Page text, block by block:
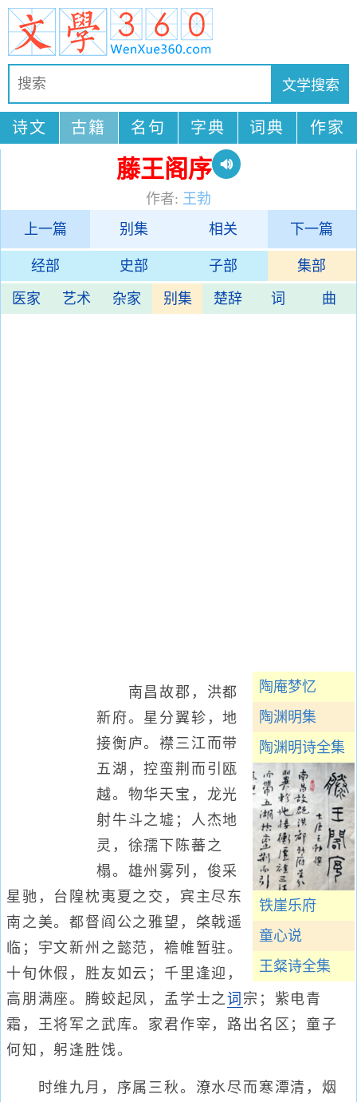
诗文 古籍 名句 字典 词典 作家
藤王阁序
作者: 王勃
上一篇
别集 相关 下一篇
经部 史部 子部 集部
医家 艺术 杂家 别集 楚辞 词 曲
陶庵梦忆
陶渊明集
陶渊明诗全集
铁崖乐府
童心说
王粲诗全集
南昌故郡，洪都
新府。星分翼轸，地
接衡庐。襟三江而带
五湖，控蛮荆而引瓯
越。物华天宝，龙光
射牛斗之墟；人杰地
灵，徐孺下陈蕃之
榻。雄州雾列，俊采
星驰，台隍枕夷夏之交，宾主尽东
南之美。都督阎公之雅望，棨戟遥
临；宇文新州之懿范，襜帷暂驻。
十旬休假，胜友如云；千里逢迎，
高朋满座。腾蛟起凤，孟学士之词 宗；紫电青
霜，王将军之武库。家君作宰，路出名区；童子
何知，躬逢胜饯。
时维九月，序属三秋。潦水尽而寒潭清，烟